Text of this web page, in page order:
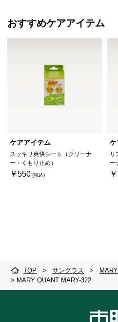
おすすめケアアイテム
ケアアイテム
スッキリ爽快シート（クリーナ
ー・くもり止め）
￥550
ケ
リ
ー
TOP > サングラス >
> MARY QUANT MARY-322